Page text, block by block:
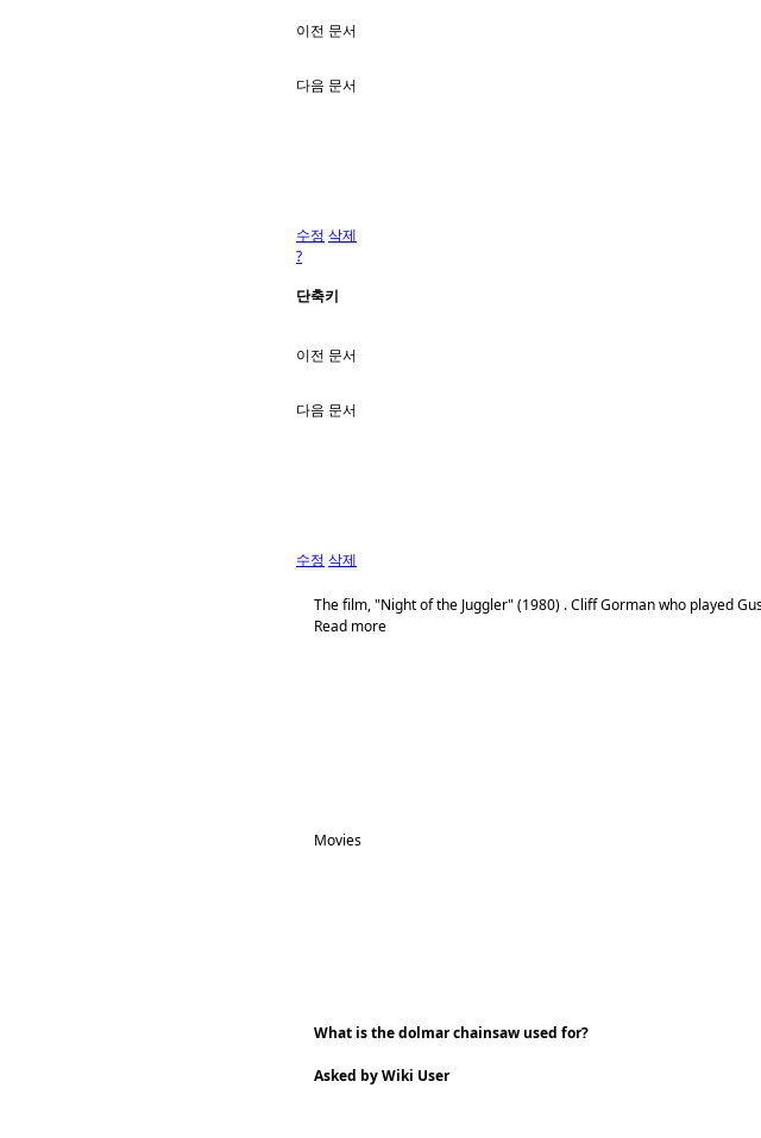
이전 문서
다음 문서
수정 삭제
?
단축키
이전 문서
다음 문서
수정 삭제
The film, "Night of the Juggler" (1980) . Cliff Gorman who played
Read more
Movies
What is the dolmar chainsaw used for?
Asked by Wiki User